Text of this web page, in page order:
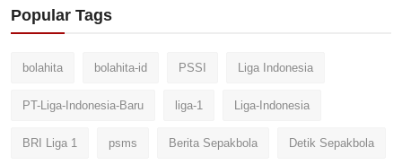
Popular Tags
bolahita bolahita-id PSSI Liga Indonesia
PT-Liga-Indonesia-Baru liga-1 Liga-Indonesia
BRI Liga 1 psms Berita Sepakbola Detik Sepakbola